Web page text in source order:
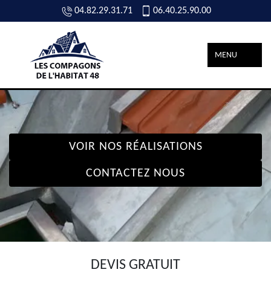
04.82.29.31.71 06.40.25.90.00
MENU
VOIR NOS RÉALISATIONS
CONTACTEZ NOUS
DEVIS GRATUIT